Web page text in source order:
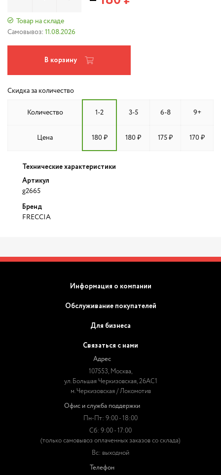
Товар на складе
Самовывоз: 11.08.2026
В корзину
Скидка за количество
Количество 1-2 3-5 6-8 9+
Цена 180 ₽ 180 ₽ 175 ₽ 170 ₽
Технические характеристики
Артикул
g2665
Бренд
FRECCIA
Информация о компании
Обслуживание покупателей
Для бизнеса
Связаться с нами
Адрес
107553, Москва,
ул. Большая Черкизовская, 26АС1
м. Черкизовская / Локомотив
Офис и служба поддержки
Пн-Пт: 9:00 - 18:00
Сб: 9:00 - 17:00
(только самовывоз оплаченных заказов со склада)
Вс: выходной
Телефон